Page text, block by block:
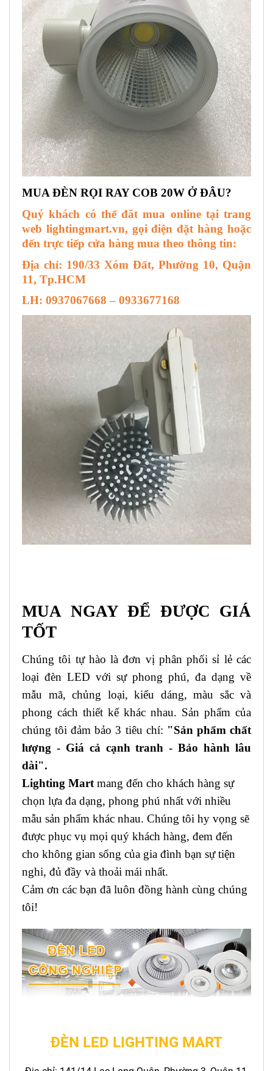
MUAĐÈN RỌI RAY COB 20W Ở ĐÂU?
Quý khách có thể đăt mua online tại trang
web lightingmart.vn, gọi điện đặt hàng hoặc
đến trực tiếp cửa hàng mua theo thông tin:
Địa chỉ: 190/33 Xóm Đất, Phường 10, Quận
11, Tp.HCM
LH: 0937067668 – 0933677168
MUA NGAY ĐỂ ĐƯỢC GIÁ
TỐT
Chúng tôi tự hào là đơn vị phân phối sỉ lẻ các
loại đèn LED với sự phong phú, đa dạng về
mẫu mã, chủng loại, kiểu dáng, màu sắc và
phong cách thiết kế khác nhau. Sản phẩm của
chúng tôi đảm bảo 3 tiêu chí: "Sản phẩm chất
lượng - Giá cả cạnh tranh - Bảo hành lâu
dài".
Lighting Mart mang đến cho khách hàng sự
chọn lựa đa dạng, phong phú nhất với nhiều
mẫu sản phẩm khác nhau. Chúng tôi hy vọng sẽ
được phục vụ mọi quý khách hàng, đem đến
cho không gian sống của gia đình bạn sự tiện
nghi, đủ đầy và thoải mái nhất.
Cảm ơn các bạn đã luôn đồng hành cùng chúng
tôi!
ĐÈN LED LIGHTING MART